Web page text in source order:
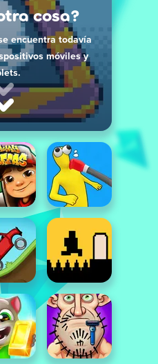
cosa?
encuentra todavía
móviles y